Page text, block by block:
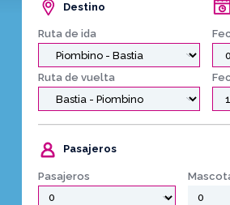
Destino
Ruta de ida
Ruta de vuelta
Pasajeros
Pasajeros